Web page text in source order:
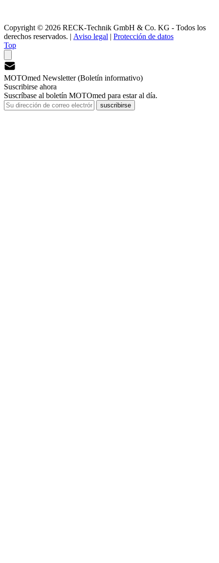
Copyright © 2026 RECK-Technik GmbH & Co. KG - Todos los
derechos reservados. | Aviso legal | Protección de datos
Top
MOTOmed Newsletter (Boletín informativo)
Suscribirse ahora
Suscríbase al boletín MOTOmed para estar al día.
suscribirse